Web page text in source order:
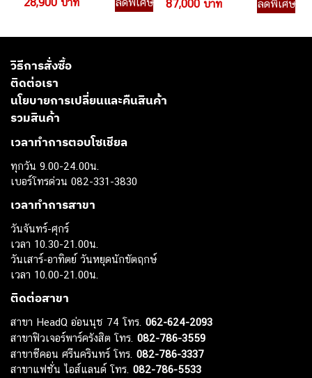
87,000 บาท ลดพิเศษ
วิธีการสั่งซื้อ
ติดต่อเรา
นโยบายการเปลี่ยนและคืนสินค้า
รวมสินค้า
เวลาทำการตอบโซเชียล
ทุกวัน 9.00-24.00น.
เบอร์โทรด่วน 082-331-3830
เวลาทำการสาขา
วันจันทร์-ศุกร์
เวลา 10.30-21.00น.
วันเสาร์-อาทิตย์ วันหยุดนักขัตฤกษ์
เวลา 10.00-21.00น.
ติดต่อสาขา
สาขา HeadQ อ่อนนุช 74 โทร. 062-624-2093
สาขาฟิวเจอร์พาร์ครังสิต โทร. 082-786-3559
สาขาซีคอน ศรีนครินทร์ โทร. 082-786-3337
สาขาแฟชั่น ไอส์แลนด์ โทร. 082-786-5533